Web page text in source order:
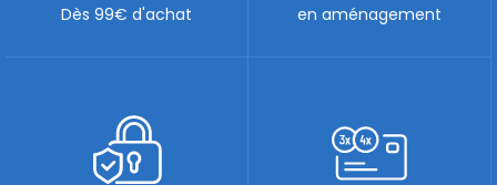
Dès 99€ d'achat
en aménagement